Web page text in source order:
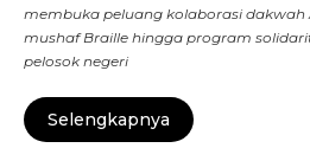
membuka peluang kolaborasi
mushaf Braille hingga program
pelosok negeri
Selengkapnya